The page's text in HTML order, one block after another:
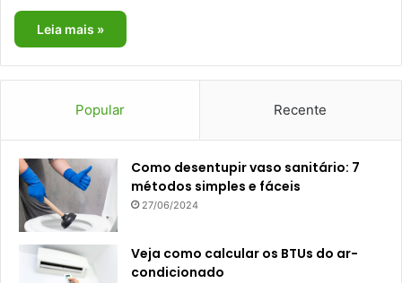
Leia mais »
Popular Recente
Como desentupir vaso sanitário: 7
métodos simples e fáceis
27/06/2024
Veja como calcular os BTUs do ar-
condicionado